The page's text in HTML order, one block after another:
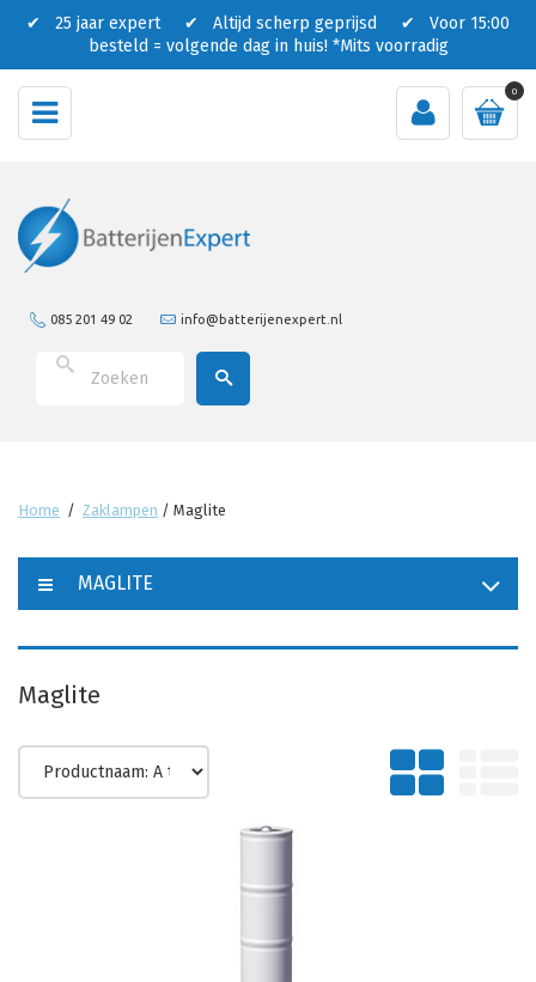
✔ 25 jaar expert ✔ Altijd scherp geprijsd ✔ Voor 15:00
besteld = volgende dag in huis! *Mits voorradig
0
085 201 49 02 info@batterijenexpert.nl
Home / Zaklampen / Maglite
MAGLITE
Maglite